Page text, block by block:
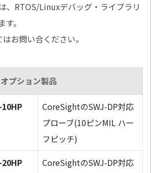
、RTOS/Linuxデバッグ・ライブラリ
。
お問い合ください。
プション製品
CoreSightのSWJ-DP対応
プローブ(10ピンMIL ハー
フピッチ)
CoreSightのSWJ-DP対応